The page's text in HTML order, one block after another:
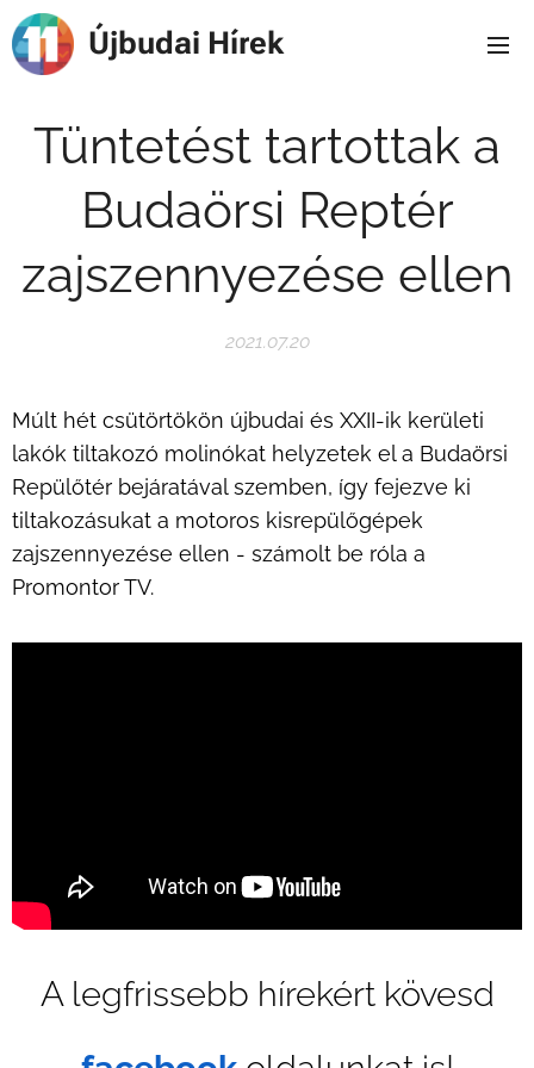
Újbudai Hírek
Tüntetést tartottak a
Budaörsi Reptér
zajszennyezése ellen
2021.07.20
Múlt hét csütörtökön újbudai és XXII-ik kerületi
lakók tiltakozó molinókat helyzetek el a Budaörsi
Repülőtér bejáratával szemben, így fejezve ki
tiltakozásukat a motoros kisrepülőgépek
zajszennyezése ellen - számolt be róla a
Promontor TV.
A legfrissebb hírekért kövesd
2025.01.08 2025.01.04
2025.01.03
Gjonnak